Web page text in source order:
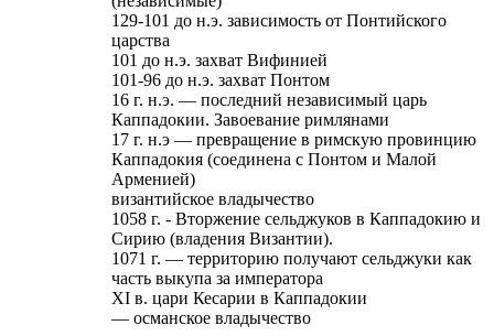
129-101 до н.э. зависимость от Понтийского
царства
101 до н.э. захват Вифинией
101-96 до н.э. захват Понтом
16 г. н.э. — последний независимый царь
Каппадокии. Завоевание римлянами
17 г. н.э — превращение в римскую провинцию
Каппадокия (cоединена с Понтом и Малой
Арменией)
византийское владычество
1058 г. - Вторжение сельджуков в Каппадокию и
Сирию (владения Византии).
1071 г. — территорию получают сельджуки как
часть выкупа за императора
XI в. цари Кесарии в Каппадокии
— османское владычество